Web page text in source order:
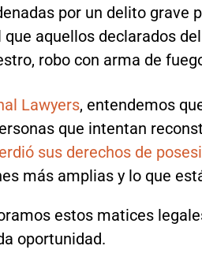
por un delito grave
aquellos declarados
robo con arma de
Lawyers, entendemos
que intentan
sus derechos de
más amplias y lo que
estos matices
oportunidad.